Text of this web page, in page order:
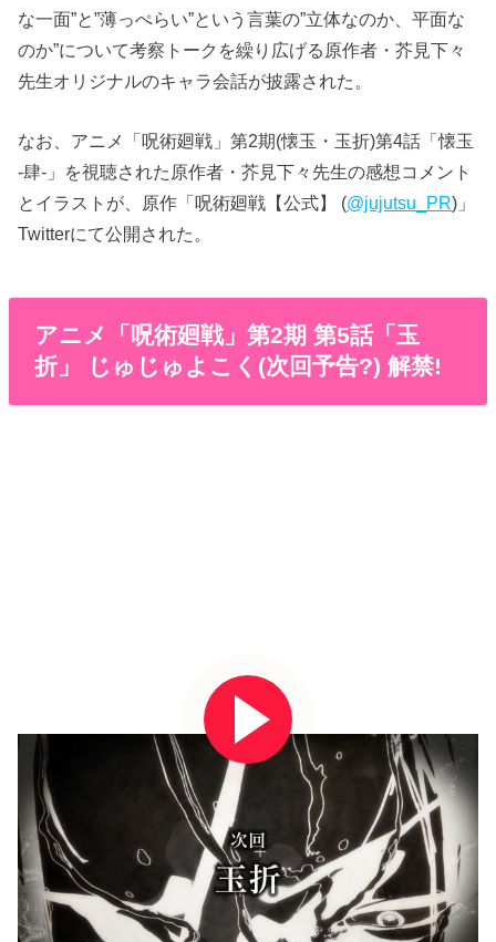
な一面”と”薄っぺらい”という言葉の”立体なのか、平面な
のか”について考察トークを繰り広げる原作者・芥見下々
先生オリジナルのキャラ会話が披露された。
なお、アニメ「呪術廻戦」第2期(懐玉・玉折)第4話「懐玉
-肆-」を視聴された原作者・芥見下々先生の感想コメント
とイラストが、原作「呪術廻戦【公式】 (@jujutsu_PR)」
Twitterにて公開された。
アニメ「呪術廻戦」第2期 第5話「玉
折」 じゅじゅよこく(次回予告?) 解禁!